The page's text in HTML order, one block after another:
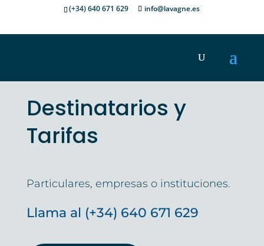
(+34) 640 671 629 info@lavagne.es
Destinatarios y
Tarifas
Particulares, empresas o instituciones.
Llama al (+34) 640 671 629